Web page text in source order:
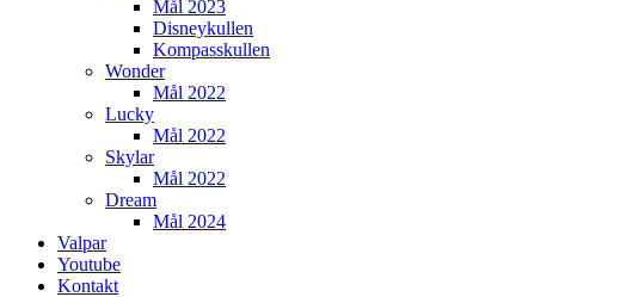
Mål 2023
Disneykullen
Kompasskullen
Wonder
Mål 2022
Lucky
Mål 2022
Skylar
Mål 2022
Dream
Mål 2024
Valpar
Youtube
Kontakt